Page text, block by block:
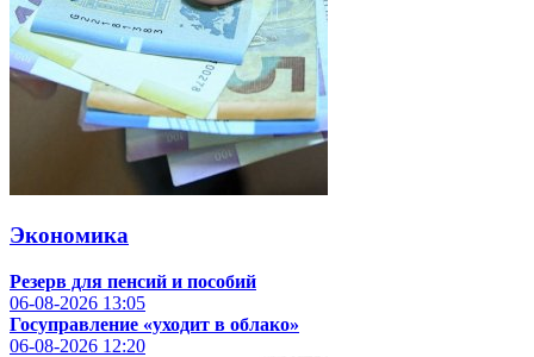
Экономика
Резерв для пенсий и пособий
06-08-2026 13:05
Госуправление «уходит в облако»
06-08-2026 12:20